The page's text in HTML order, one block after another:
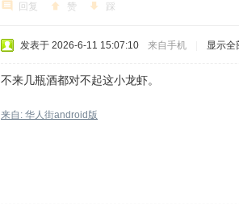
回复 赞 踩
发表于 2026-6-11 15:07:10 来自手机 显示全
不来几瓶酒都对不起这小龙虾。
来自: 华人街android版